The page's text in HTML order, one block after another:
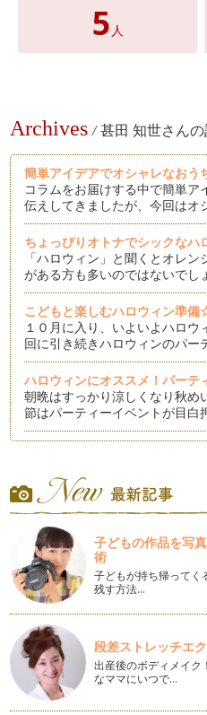
5 人
Archives / 甚田 知世さん
簡単アイデアでオシャレなおう
コラムをお届けする中で簡単
伝えしてきましたが、今回はオ
ちょっぴりオトナでシックなハ
「ハロウィン」と聞くとオレ
がある方も多いのではないでし
こどもと楽しむハロウィン準
１０月に入り、いよいよハロ
回に引き続きハロウィンのパー
ハロウィンにオススメ！パーテ
朝晩はすっかり涼しくなり秋め
節はパーティーイベントが目白
SNSで一際目を引くオシャレな
まいますよね。そんなフォトジ
１００均アイテムでオシャレ
いつもの食卓テーブルに＋１
身！ パーティーデコレーショ
こどもに負けず大人も楽しむ！
今年に入りSNSで話題の"オシ
ゃピク」。…
七夕に！親子で楽しむパーティ
もうすぐ七夕ですね。七夕の飾
の葉」「短冊」「お星さま」な
子どもの作品を写
術
子どもが持ち帰ってく
残す方法…
段差ストレッチエ
出産後のボディメイク
なママにいつで…